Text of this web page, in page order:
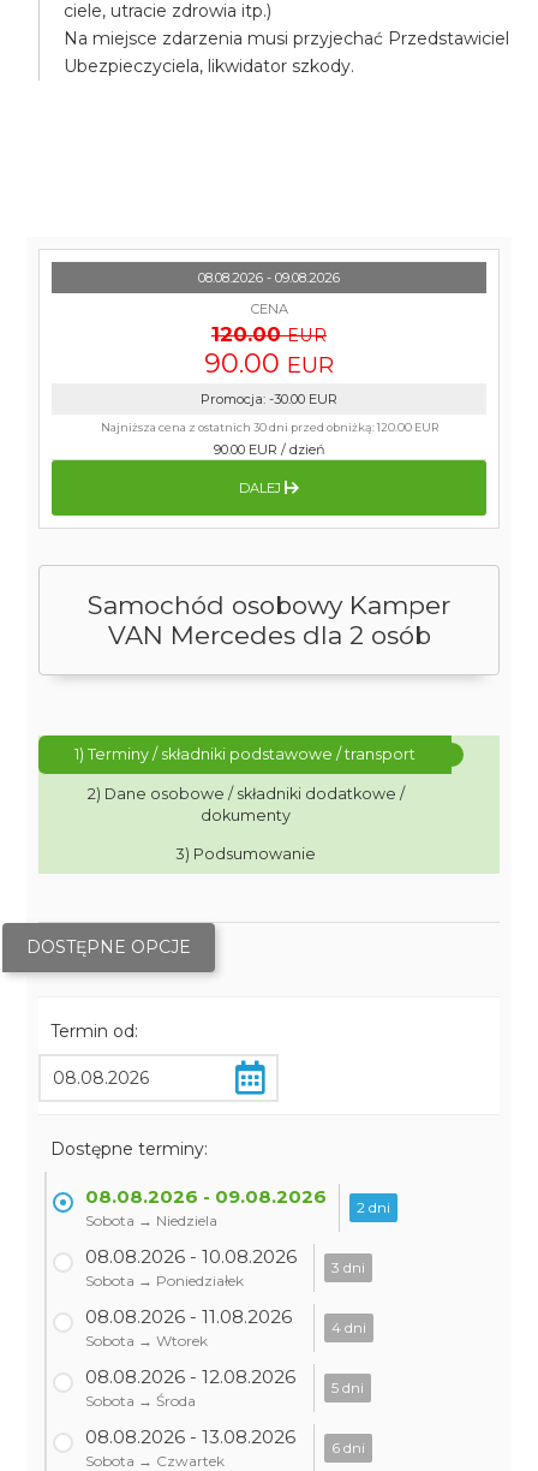
ciele, utracie zdrowia itp.)
Na miejsce zdarzenia musi przyjechać Przedstawiciel
Ubezpieczyciela, likwidator szkody.
Samochód osobowy Kamper
VAN Mercedes dla 2 osób
1) Terminy / składniki podstawowe / transport
2) Dane osobowe / składniki dodatkowe /
dokumenty
3) Podsumowanie
DOSTĘPNE OPCJE
Termin od:
Dostępne terminy:
08.08.2026 - 09.08.2026
Sobota → Niedziela
2 dni
08.08.2026 - 10.08.2026
Sobota → Poniedziałek
3 dni
08.08.2026 - 11.08.2026
Sobota → Wtorek
4 dni
08.08.2026 - 12.08.2026
Sobota → Środa
5 dni
08.08.2026 - 13.08.2026
Sobota → Czwartek
6 dni
08.08.2026 - 09.08.2026
CENA
120.00 EUR
90.00 EUR
Promocja: -30.00 EUR
Najniższa cena z ostatnich 30 dni przed obniżką:120.00 EUR
90.00 EUR / dzień
DALEJ